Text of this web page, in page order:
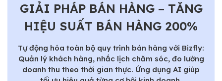
GIẢI PHÁP BÁN HÀNG – TĂNG
HIỆU SUẤT BÁN HÀNG 200%
Tự động hóa toàn bộ quy trình bán hàng với Bizfly:
Quản lý khách hàng, nhắc lịch chăm sóc, đo lường
doanh thu theo thời gian thực. Ứng dụng AI giúp